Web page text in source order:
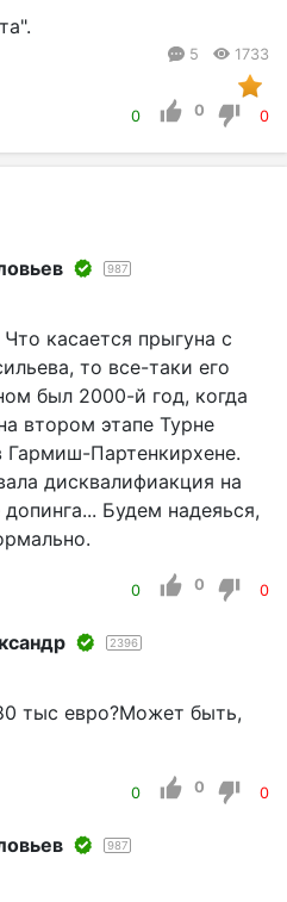
5 1733
0 0 0
987
касается прыгуна с
то все-таки его
был 2000-й год, когда
втором этапе Турне
Партенкирхене.
дисквалифиакция на
Будем надеяься,
0 0 0
2396
тыс евро?Может быть,
0 0 0
987